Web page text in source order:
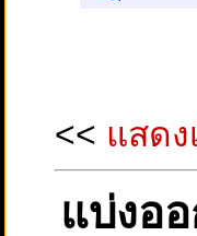
<< แสด
แบ่งอ